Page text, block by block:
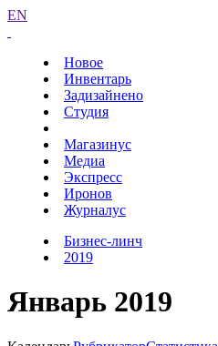
EN
Новое
Инвентарь
Задизайнено
Студия
Магазинус
Медиа
Экспресс
Иронов
Журналус
Бизнес-линч
2019
Январь 2019